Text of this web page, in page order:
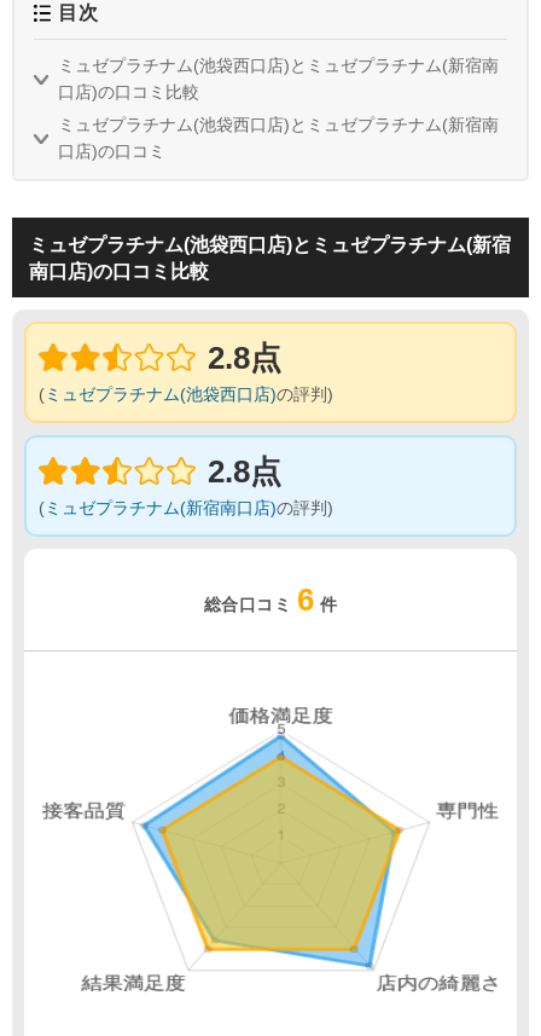
目次
ミュゼプラチナム(池袋西口店)とミュゼプラチナム(新宿南
口店)の口コミ比較
ミュゼプラチナム(池袋西口店)とミュゼプラチナム(新宿南
口店)の口コミ
ミュゼプラチナム(池袋西口店)とミュゼプラチナム(新宿
南口店)の口コミ比較
2.8点
(ミュゼプラチナム(池袋西口店)の評判)
2.8点
(ミュゼプラチナム(新宿南口店)の評判)
総合口コミ 6 件